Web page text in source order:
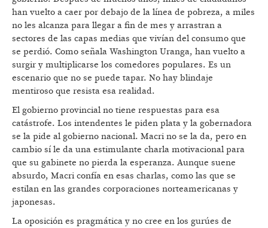
han vuelto a caer por debajo de la línea de pobreza, a miles
no les alcanza para llegar a fin de mes y arrastran a
sectores de las capas medias que vivían del consumo que
se perdió. Como señala Washington Uranga, han vuelto a
surgir y multiplicarse los comedores populares. Es un
escenario que no se puede tapar. No hay blindaje
mentiroso que resista esa realidad.
El gobierno provincial no tiene respuestas para esa
catástrofe. Los intendentes le piden plata y la gobernadora
se la pide al gobierno nacional. Macri no se la da, pero en
cambio sí le da una estimulante charla motivacional para
que su gabinete no pierda la esperanza. Aunque suene
absurdo, Macri confía en esas charlas, como las que se
estilan en las grandes corporaciones norteamericanas y
japonesas.
La oposición es pragmática y no cree en los gurúes de